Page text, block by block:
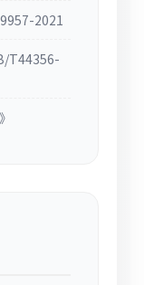
2021
T44356-